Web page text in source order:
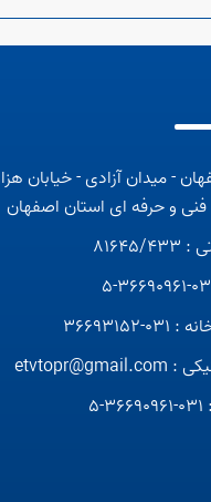
- میدان آزادی - خیابان
و حرفه ای استان اصفهان
433
:
etvtopr@gmail.com
031-36690961-5